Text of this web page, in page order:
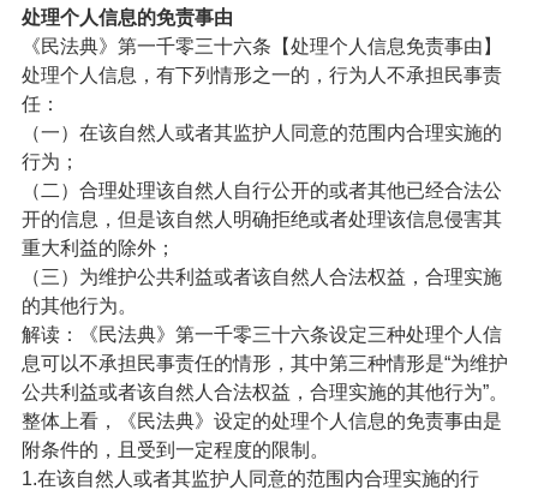
处理个人信息的免责事由
《民法典》第一千零三十六条【处理个人信息免责事由】
处理个人信息，有下列情形之一的，行为人不承担民事责
任：
（一）在该自然人或者其监护人同意的范围内合理实施的
行为；
（二）合理处理该自然人自行公开的或者其他已经合法公
开的信息，但是该自然人明确拒绝或者处理该信息侵害其
重大利益的除外；
（三）为维护公共利益或者该自然人合法权益，合理实施
的其他行为。
解读：《民法典》第一千零三十六条设定三种处理个人信
息可以不承担民事责任的情形，其中第三种情形是“为维护
公共利益或者该自然人合法权益，合理实施的其他行为”。
整体上看，《民法典》设定的处理个人信息的免责事由是
附条件的，且受到一定程度的限制。
1.在该自然人或者其监护人同意的范围内合理实施的行